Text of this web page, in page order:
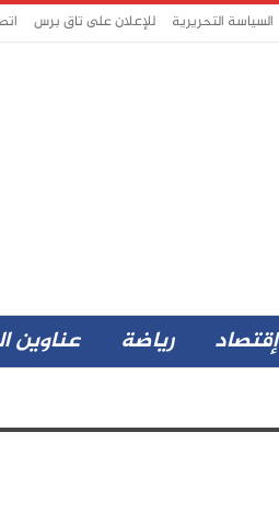
السياسة التحريرية للإعلان على تاق برس
إقتصاد رياضة عناوين